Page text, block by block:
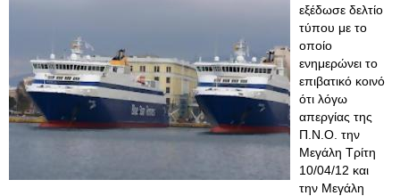
εξέδωσε δελτίο
τύπου με το
οποίο
ενημερώνει το
επιβατικό κοινό
ότι λόγω
απεργίας της
Π.Ν.Ο. την
Μεγάλη Τρίτη
10/04/12 και
την Μεγάλη